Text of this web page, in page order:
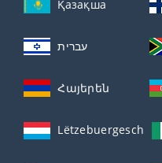
Қазақша
עברית
Հայերեն
Lëtzebuergesch